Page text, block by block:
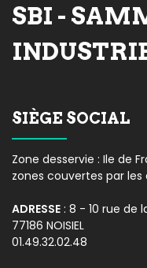
SBI -
SIÈGE SOCIAL
Zone desservie : Ile de
zones couvertes par les
ADRESSE : 8 - 10 rue de
77186 NOISIEL
01.49.32.02.48